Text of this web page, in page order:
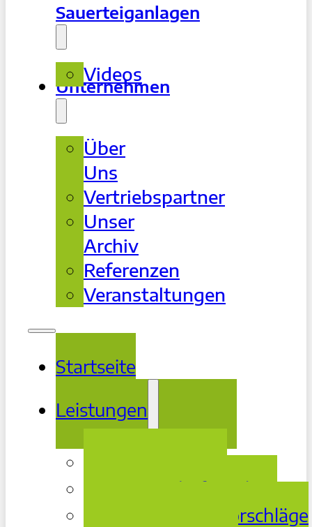
Sauerteiganlagen
Videos
Unternehmen
Über
Uns
Vertriebspartner
Unser
Archiv
Referenzen
Veranstaltungen
Startseite
Leistungen
Bedarfsanalyse
Lösungsvorschläge